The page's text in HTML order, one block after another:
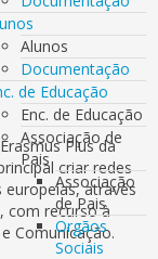
Alunos
Documentação
de Educação
Enc. de Educação
Associação de
Pais
Associação
de Pais
Orgãos
Sociais
Plus da
criar redes
através
com recurso à
Comunicação.